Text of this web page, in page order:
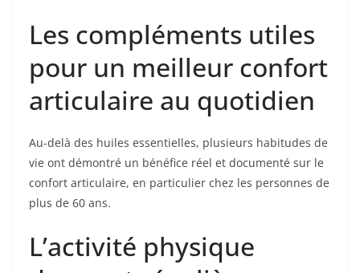
Les compléments utiles
pour un meilleur confort
articulaire au quotidien
Au-delà des huiles essentielles, plusieurs habitudes de
vie ont démontré un bénéfice réel et documenté sur le
confort articulaire, en particulier chez les personnes de
plus de 60 ans.
L’activité physique